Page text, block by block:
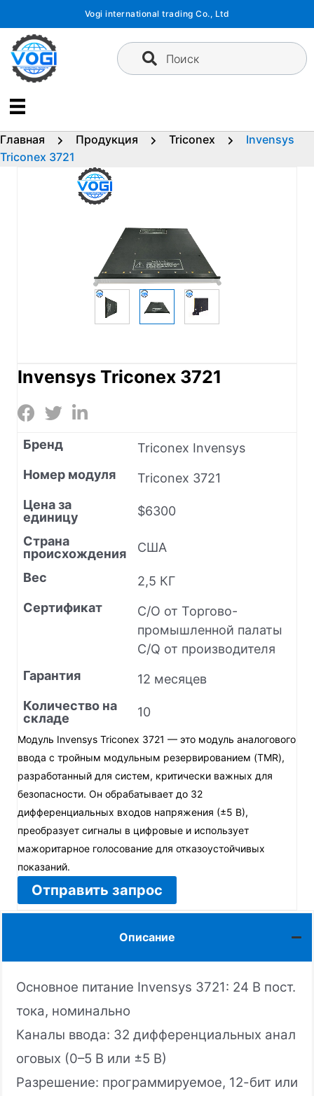
содержимому
Vogi international trading Co., Ltd
Поиск
Главная Продукция Triconex
Invensys
Triconex 3721
Invensys Triconex 3721
Бренд
Triconex Invensys
Номер модуля
Triconex 3721
Цена за
единицу
$6300
Страна
происхождения
США
Вес
2,5 КГ
Сертификат
C/O от Торгово-
промышленной палаты
C/Q от производителя
Гарантия
12 месяцев
Количество на
складе
10
Модуль Invensys Triconex 3721 — это модуль аналогового
ввода с тройным модульным резервированием (TMR),
разработанный для систем, критически важных для
безопасности. Он обрабатывает до 32
дифференциальных входов напряжения (±5 В),
преобразует сигналы в цифровые и использует
мажоритарное голосование для отказоустойчивых
показаний.
Отправить запрос
Описание
Основное питание Invensys 3721: 24 В пост.
тока, номинально
Каналы ввода: 32 дифференциальных анал
оговых (0–5 В или ±5 В)
Разрешение: программируемое, 12-бит или